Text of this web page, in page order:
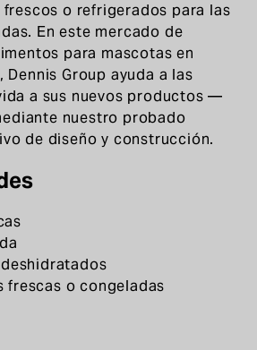
o refrigerados para las
En este mercado de
para mascotas en
Group ayuda a las
a sus nuevos productos —
nuestro probado
de diseño y construcción.
frescas o congeladas